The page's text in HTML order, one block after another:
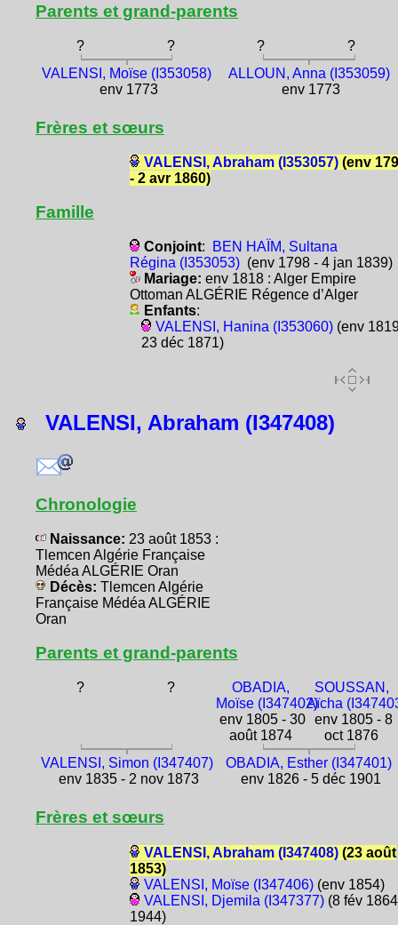
Parents et grand-parents
? ? ?
?
VALENSI, Moïse (I353058)
env 1773
ALLOUN, Anna (I353059)
env 1773
Frères et sœurs
VALENSI, Abraham (I353057)(env
- 2 avr 1860)
Famille
Conjoint:
BEN HAÏM, Sultana
Régina (I353053)(env 1798 - 4 jan 1839)
Mariage: env 1818 : Alger Empire
Ottoman ALGÉRIE Régence d’Alger
Enfants:
VALENSI, Hanina (I353060)(env
23 déc 1871)
VALENSI, Abraham (I347408)
Chronologie
Naissance: 23 août 1853 :
Tlemcen Algérie Française
Médéa ALGÉRIE Oran
Décès: Tlemcen Algérie
Française Médéa ALGÉRIE
Oran
Parents et grand-parents
? ?
OBADIA,
Moïse (I347402)
env 1805 - 30
août 1874
SOUSSAN,
Aïcha
env 1805 - 8
oct 1876
VALENSI, Simon (I347407)
env 1835 - 2 nov 1873
OBADIA, Esther (I347401)
env 1826 - 5 déc 1901
Frères et sœurs
VALENSI, Abraham (I347408)(23 août
1853)
VALENSI, Moïse (I347406)(env 1854)
VALENSI, Djemila (I347377)(8 fév
1944)